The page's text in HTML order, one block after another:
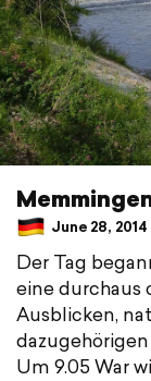
June 28,
Der Tag
eine durchaus
Ausblicken,
Um 9.05 War